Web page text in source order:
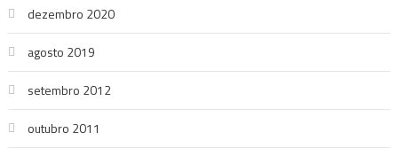
dezembro 2020
agosto 2019
setembro 2012
outubro 2011